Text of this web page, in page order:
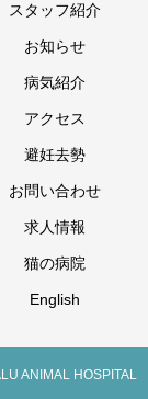
スタッフ紹介
お知らせ
病気紹介
アクセス
避妊去勢
お問い合わせ
求人情報
猫の病院
English
ANIMAL HOSPITAL